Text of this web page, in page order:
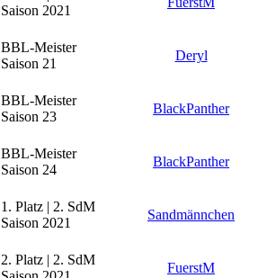
Saison 2021
BBL-Meister
Saison 21
Deryl
BBL-Meister
Saison 23
BlackPanther
BBL-Meister
Saison 24
BlackPanther
1. Platz | 2. SdM
Saison 2021
Sandmännchen
2. Platz | 2. SdM
FuerstM